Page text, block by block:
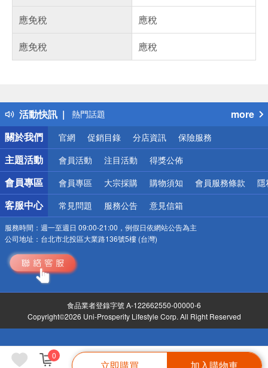
0
立即購買 加入購物車
應免稅
應稅
應免稅
應稅
活動快訊
得獎公告
熱門話題
銀行優惠
偏遠地區配送
詐騙網頁！請小心！
more
關於我們
官網 促銷目錄 分店資訊 保險服務
主題活動 會員活動 注目活動 得獎公佈
會員專區 會員專區 大宗採購 購物須知 會員服務條款 隱
客服中心 常見問題 服務公告 意見信箱
服務時間： 週一至週日 09:00-21:00，例假日依網站公告為主
公司地址： 台北市北投區大業路136號5樓 (台灣)
食品業者登錄字號 A-122662550-00000-6
Copyright©2026 Uni-Prosperity Lifestyle Corp. All Right Reserved